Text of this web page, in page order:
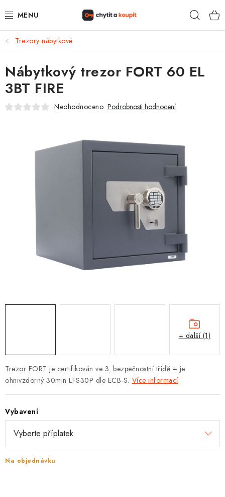
na
DŮM, BYT, ZAHRADA
ZÁMEČNICTVÍ - ZABEZPEČENÍ
KANCELÁŘ
ZÁMEČNICKÉ SLUŽBY
PROTIPOŽÁRNÍ BATERIOVÉ TREZORY NA LITHIOVÉ
MOJE OBJEDNÁVKA
VELKOOBCHOD
STÁTNÍ INSTITUCE
AKTUALITY
ODSTOUPENÍ OD SMLOUVY
Trezory nábytkové
Trezor FORT je certifikován ve 3. bezpečnostní třídě + je
ohnivzdorný 30min LFS30P dle ECB-S. Více informací
Vybavení
Na objednávku
Nábytkový trezor FORT 60 EL
3BT FIRE
Neohodnoceno Podrobnosti hodnocení
+ další (1)